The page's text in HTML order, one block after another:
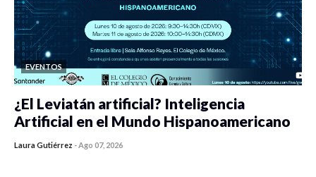
EVENTOS
¿El Leviatán artificial? Inteligencia
Artificial en el Mundo Hispanoamericano
Laura Gutiérrez -Ago 07, 2026